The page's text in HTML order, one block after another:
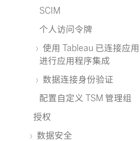
SCIM
个人访问令牌
使用 Tableau 已连接应用
进行应用程序集成
数据连接身份验证
配置自定义 TSM 管理组
授权
数据安全